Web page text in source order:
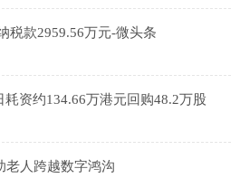
税款2959.56万元-微头条
资约134.66万港元回购48.2万股
老人跨越数字鸿沟